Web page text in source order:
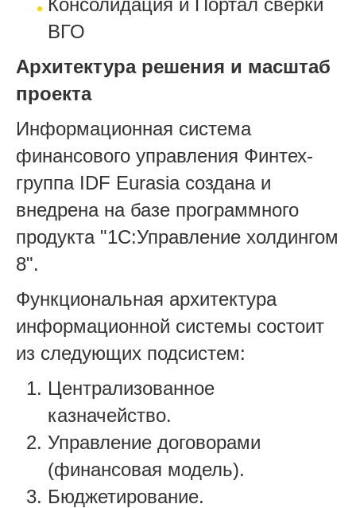
ВГО
Архитектура решения и масштаб
проекта
Информационная система
финансового управления Финтех-
группа IDF Eurasia создана и
внедрена на базе программного
продукта "1С:Управление холдингом
8".
Функциональная архитектура
информационной системы состоит
из следующих подсистем:
Централизованное
казначейство.
Управление договорами
(финансовая модель).
Бюджетирование.